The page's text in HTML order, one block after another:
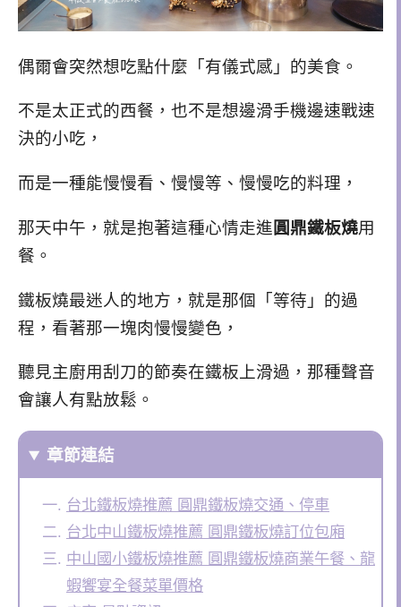
偶爾會突然想吃點什麼「有儀式感」的美食。
不是太正式的西餐，也不是想邊滑手機邊速戰速
決的小吃，
而是一種能慢慢看、慢慢等、慢慢吃的料理，
那天中午，就是抱著這種心情走進圓鼎鐵板燒用
餐。
鐵板燒最迷人的地方，就是那個「等待」的過
程，看著那一塊肉慢慢變色，
聽見主廚用刮刀的節奏在鐵板上滑過，那種聲音
會讓人有點放鬆。
章節連結
台北鐵板燒推薦 圓鼎鐵板燒交通、停車
台北中山鐵板燒推薦 圓鼎鐵板燒訂位包廂
中山國小鐵板燒推薦 圓鼎鐵板燒商業午餐、龍
蝦饗宴全餐菜單價格